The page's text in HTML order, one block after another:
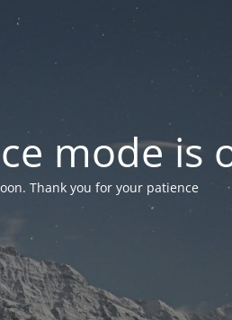
mode is
Thank you for your patience!